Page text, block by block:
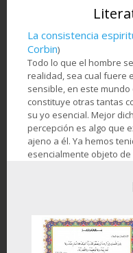
La consistencia
Corbin)
Todo lo que el hombre
realidad, sea cual fuere
sensible, en este
constituye otras tantas
su yo esencial. Mejor
percepción es algo que
ajeno a él. Ya hemos
esencialmente objeto